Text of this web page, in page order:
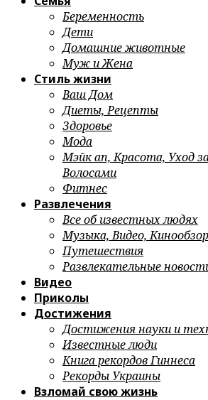
Беременность
Дети
Домашние животные
Муж и Жена
Стиль жизни
Ваш Дом
Диеты, Рецепты
Здоровье
Мода
Мэйк ап, Красота, Уход
Волосами
Фитнес
Развлечения
Все об известных людях
Музыка, Видео,
Путешествия
Развлекательные
Видео
Приколы
Достижения
Достижения науки и
Известные люди
Книга рекордов Гиннеса
Рекорды Украины
Взломай свою жизнь